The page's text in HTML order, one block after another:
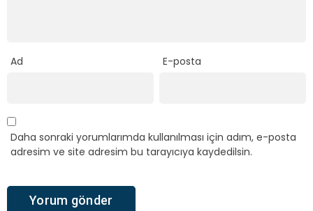
Ad E-posta
Daha sonraki yorumlarımda kullanılması için adım, e-posta
adresim ve site adresim bu tarayıcıya kaydedilsin.